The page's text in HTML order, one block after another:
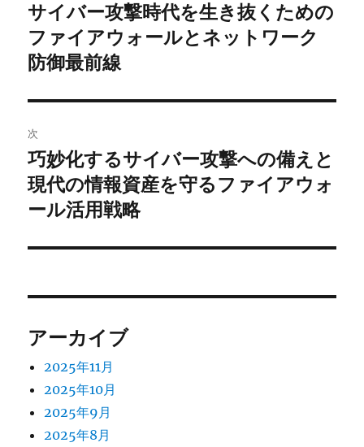
稿
ナ
ビ
ゲ
ー
シ
ョ
ン
前
の
投
サイバー攻撃時代を生き抜くための
ファイアウォールとネットワーク
防御最前線
次
次
の
投
巧妙化するサイバー攻撃への備えと
現代の情報資産を守るファイアウォ
ール活用戦略
アーカイブ
2025年11月
2025年10月
2025年9月
2025年8月